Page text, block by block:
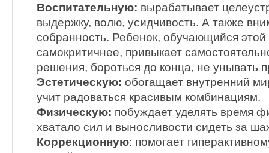
Воспитательную: вырабатывает
выдержку, волю, усидчивость. А также
собранность. Ребенок, обучающийся этой
самокритичнее, привыкает
решения, бороться до конца, не унывать
Эстетическую: обогащает внутренний
учит радоваться красивым комбинациям.
Физическую: побуждает уделять время
хватало сил и выносливости сидеть за
Коррекционную: помогает